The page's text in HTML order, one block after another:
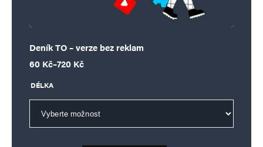
Deník TO – verze bez reklam
60 Kč–720 Kč
Rozpětí cen: 60 Kč až 720 Kč
DÉLKA